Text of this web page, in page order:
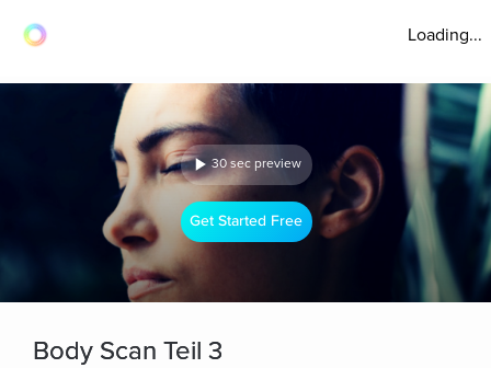
Loading...
30 sec preview
Get Started Free
Body Scan Teil 3